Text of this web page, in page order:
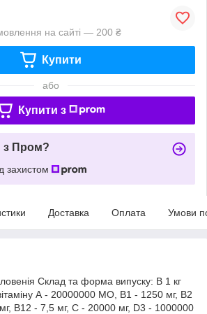
на сайті — 200 ₴
Купити
або
Купити з
з Пром?
захистом
Доставка Оплата Умови
Склад та форма випуску: В 1 кг
А - 20000000 МО, В1 - 1250 мг, В2
В12 - 7,5 мг, C - 20000 мг, D3 - 1000000